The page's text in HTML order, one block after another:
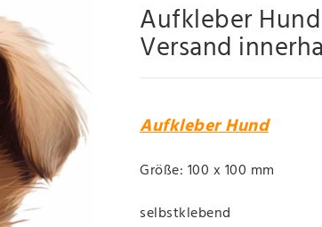
Aufkleber
Versand
Aufkleber Hund
Größe: 100 x 100 mm
selbstklebend